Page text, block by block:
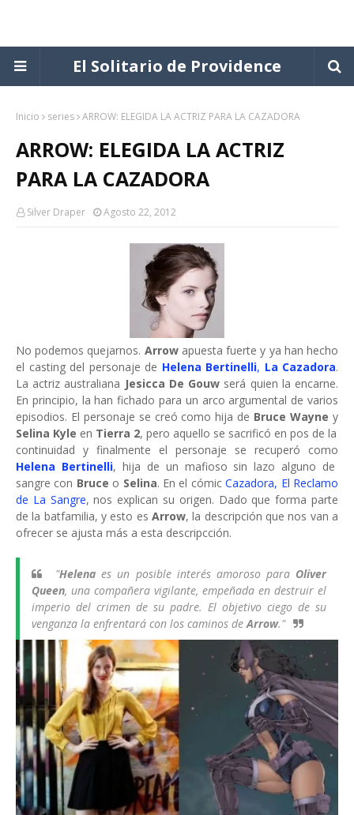
El Solitario de Providence
Inicio series ARROW: ELEGIDA LA ACTRIZ PARA LA CAZADORA
ARROW: ELEGIDA LA ACTRIZ
PARA LA CAZADORA
Silver Draper Agosto 22, 2012
No podemos quejarnos. Arrowapuesta fuerte y ya han hecho
el casting del personaje de Helena Bertinelli, La Cazadora.
La actriz australiana Jesicca De Gouw será quien la encarne.
En principio, la han fichado para un arco argumental de varios
episodios. El personaje se creó como hija de Bruce Wayne y
Selina Kyle en Tierra 2, pero aquello se sacrificó en pos de la
continuidad y finalmente el personaje se recuperó como
Helena Bertinelli, hija de un mafioso sin lazo alguno de
sangre con Bruce o Selina. En el cómicCazadora, El Reclamo
de La Sangre, nos explican su origen. Dado que forma parte
de la batfamilia, y esto es Arrow, la descripción que nos van a
ofrecer se ajusta más a esta descripcción.
"Helena es un posible interés amoroso para Oliver
Queen, una compañera vigilante, empeñada en destruir el
imperio del crimen de su padre. El objetivo ciego de su
venganza la enfrentará con los caminos deArrow."